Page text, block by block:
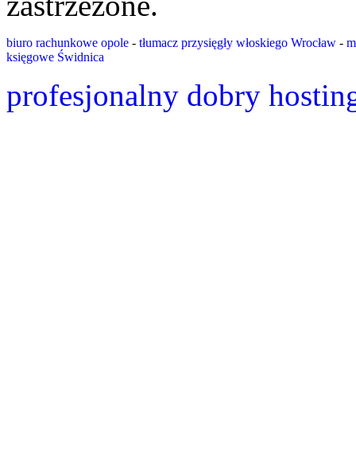
biuro rachunkowe opole - tłumacz przysięgły włoskiego Wrocław -
księgowe Świdnica
profesjonalny dobry